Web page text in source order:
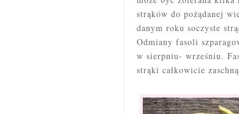
strąków do pożądanej
danym roku soczyste
Odmiany fasoli
w sierpniu- wrześniu.
strąki całkowicie